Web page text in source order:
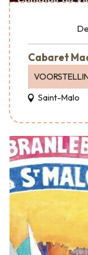
De
Cabaret
Saint-Malo